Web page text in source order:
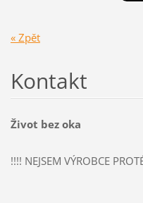
« Zpět
Kontakt
Život bez oka
!!!! NEJSEM VÝROBCE